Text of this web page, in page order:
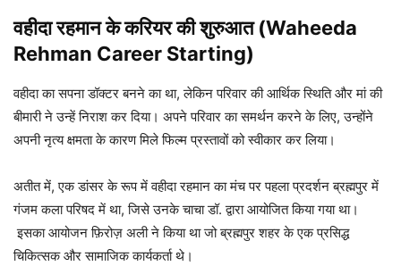
वहीदा रहमान के करियर की शुरुआत (Waheeda
Rehman Career Starting)
वहीदा का सपना डॉक्टर बनने का था, लेकिन परिवार की आर्थिक स्थिति और मां की
बीमारी ने उन्हें निराश कर दिया। अपने परिवार का समर्थन करने के लिए, उन्होंने
अपनी नृत्य क्षमता के कारण मिले फिल्म प्रस्तावों को स्वीकार कर लिया।
अतीत में, एक डांसर के रूप में वहीदा रहमान का मंच पर पहला प्रदर्शन ब्रह्मपुर में
गंजम कला परिषद में था, जिसे उनके चाचा डॉ. द्वारा आयोजित किया गया था।
इसका आयोजन फ़िरोज़ अली ने किया था जो ब्रह्मपुर शहर के एक प्रसिद्ध
चिकित्सक और सामाजिक कार्यकर्ता थे।